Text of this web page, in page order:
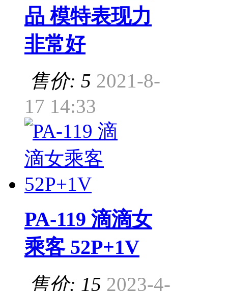
品 模特表现力
非常好
售价: 5 2021-8-
17 14:33
PA-119 滴滴女
乘客 52P+1V
售价: 15 2023-4-